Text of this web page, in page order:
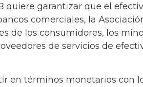
quiere garantizar que el
comerciales, la
de los consumidores, los
de servicios de
en términos monetarios con